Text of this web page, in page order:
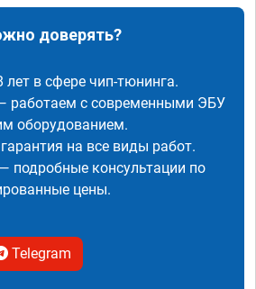
доверять?
в сфере чип-тюнинга.
работаем с современными ЭБУ
оборудованием.
на все виды работ.
подробные консультации по
цены.
Telegram